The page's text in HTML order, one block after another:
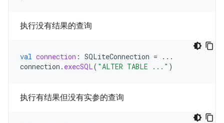
执行没有结果的查询
val connection : SQLiteConnection =
...
connection . execSQL( "ALTER TABLE ..." )
执行有结果但没有实参的查询